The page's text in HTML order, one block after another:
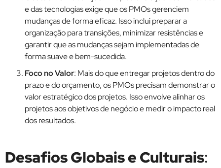
e das tecnologias exige que os PMOs gerenciem
mudanças de forma eficaz. Isso inclui preparar a
organização para transições, minimizar resistências e
garantir que as mudanças sejam implementadas de
forma suave e bem-sucedida.
Foco no Valor: Mais do que entregar projetos dentro do
prazo e do orçamento, os PMOs precisam demonstrar o
valor estratégico dos projetos. Isso envolve alinhar os
projetos aos objetivos de negócio e medir o impacto real
dos resultados.
Desafios Globais e Culturais: